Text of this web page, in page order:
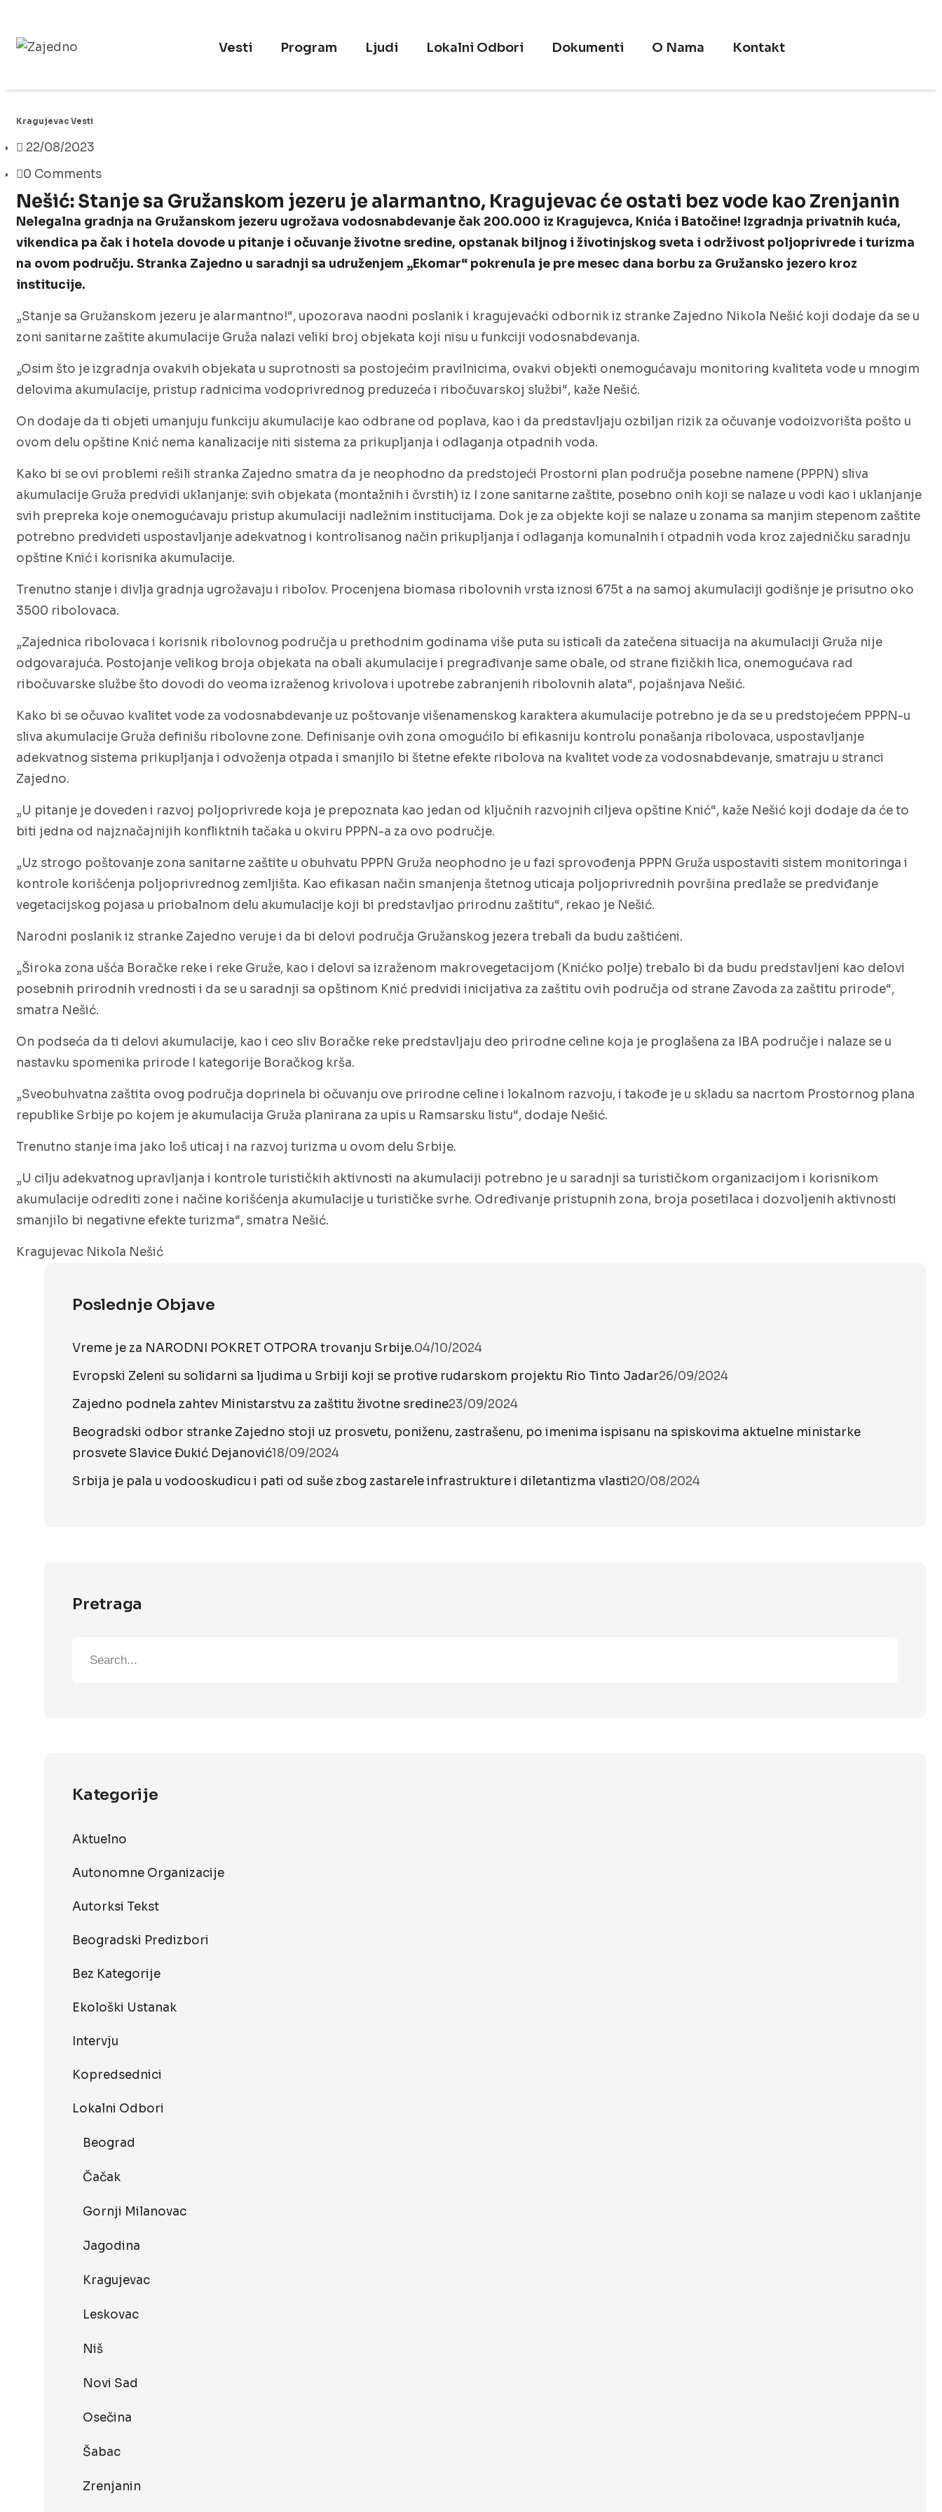
Vesti Program Ljudi Lokalni Odbori Dokumenti O Nama Kontakt
Kragujevac Vesti
22/08/2023
0 Comments
Nešić: Stanje sa Gružanskom jezeru je alarmantno, Kragujevac će ostati bez vode kao Zrenjanin
Nelegalna gradnja na Gružanskom jezeru ugrožava vodosnabdevanje čak 200.000 iz Kragujevca, Knića i Batočine! Izgradnja privatnih kuća,
vikendica pa čak i hotela dovode u pitanje i očuvanje životne sredine, opstanak biljnog i životinjskog sveta i održivost poljoprivrede i turizma
na ovom području. Stranka Zajedno u saradnji sa udruženjem „Ekomar“ pokrenula je pre mesec dana borbu za Gružansko jezero kroz
institucije.
„Stanje sa Gružanskom jezeru je alarmantno!“, upozorava naodni poslanik i kragujevaćki odbornik iz stranke Zajedno Nikola Nešić koji dodaje da se u
zoni sanitarne zaštite akumulacije Gruža nalazi veliki broj objekata koji nisu u funkciji vodosnabdevanja.
„Osim što je izgradnja ovakvih objekata u suprotnosti sa postojećim pravilnicima, ovakvi objekti onemogućavaju monitoring kvaliteta vode u mnogim
delovima akumulacije, pristup radnicima vodoprivrednog preduzeća i ribočuvarskoj službi“, kaže Nešić.
On dodaje da ti objeti umanjuju funkciju akumulacije kao odbrane od poplava, kao i da predstavljaju ozbiljan rizik za očuvanje vodoizvorišta pošto u
ovom delu opštine Knić nema kanalizacije niti sistema za prikupljanja i odlaganja otpadnih voda.
Kako bi se ovi problemi rešili stranka Zajedno smatra da je neophodno da predstojeći Prostorni plan područja posebne namene (PPPN) sliva
akumulacije Gruža predvidi uklanjanje: svih objekata (montažnih i čvrstih) iz I zone sanitarne zaštite, posebno onih koji se nalaze u vodi kao i uklanjanje
svih prepreka koje onemogućavaju pristup akumulaciji nadležnim institucijama. Dok je za objekte koji se nalaze u zonama sa manjim stepenom zaštite
potrebno predvideti uspostavljanje adekvatnog i kontrolisanog način prikupljanja i odlaganja komunalnih i otpadnih voda kroz zajedničku saradnju
opštine Knić i korisnika akumulacije.
Trenutno stanje i divlja gradnja ugrožavaju i ribolov. Procenjena biomasa ribolovnih vrsta iznosi 675t a na samoj akumulaciji godišnje je prisutno oko
3500 ribolovaca.
„Zajednica ribolovaca i korisnik ribolovnog područja u prethodnim godinama više puta su isticali da zatečena situacija na akumulaciji Gruža nije
odgovarajuća. Postojanje velikog broja objekata na obali akumulacije i pregrađivanje same obale, od strane fizičkih lica, onemogućava rad
ribočuvarske službe što dovodi do veoma izraženog krivolova i upotrebe zabranjenih ribolovnih alata“, pojašnjava Nešić.
Kako bi se očuvao kvalitet vode za vodosnabdevanje uz poštovanje višenamenskog karaktera akumulacije potrebno je da se u predstojećem PPPN-u
sliva akumulacije Gruža definišu ribolovne zone. Definisanje ovih zona omogućilo bi efikasniju kontrolu ponašanja ribolovaca, uspostavljanje
adekvatnog sistema prikupljanja i odvoženja otpada i smanjilo bi štetne efekte ribolova na kvalitet vode za vodosnabdevanje, smatraju u stranci
Zajedno.
„U pitanje je doveden i razvoj poljoprivrede koja je prepoznata kao jedan od ključnih razvojnih ciljeva opštine Knić“, kaže Nešić koji dodaje da će to
biti jedna od najznačajnijih konfliktnih tačaka u okviru PPPN-a za ovo područje.
„Uz strogo poštovanje zona sanitarne zaštite u obuhvatu PPPN Gruža neophodno je u fazi sprovođenja PPPN Gruža uspostaviti sistem monitoringa i
kontrole korišćenja poljoprivrednog zemljišta. Kao efikasan način smanjenja štetnog uticaja poljoprivrednih površina predlaže se predviđanje
vegetacijskog pojasa u priobalnom delu akumulacije koji bi predstavljao prirodnu zaštitu“, rekao je Nešić.
Narodni poslanik iz stranke Zajedno veruje i da bi delovi područja Gružanskog jezera trebali da budu zaštićeni.
„Široka zona ušća Boračke reke i reke Gruže, kao i delovi sa izraženom makrovegetacijom (Knićko polje) trebalo bi da budu predstavljeni kao delovi
posebnih prirodnih vrednosti i da se u saradnji sa opštinom Knić predvidi inicijativa za zaštitu ovih područja od strane Zavoda za zaštitu prirode“,
smatra Nešić.
On podseća da ti delovi akumulacije, kao i ceo sliv Boračke reke predstavljaju deo prirodne celine koja je proglašena za IBA područje i nalaze se u
nastavku spomenika prirode I kategorije Boračkog krša.
„Sveobuhvatna zaštita ovog područja doprinela bi očuvanju ove prirodne celine i lokalnom razvoju, i takođe je u skladu sa nacrtom Prostornog plana
republike Srbije po kojem je akumulacija Gruža planirana za upis u Ramsarsku listu“, dodaje Nešić.
Trenutno stanje ima jako loš uticaj i na razvoj turizma u ovom delu Srbije.
„U cilju adekvatnog upravljanja i kontrole turističkih aktivnosti na akumulaciji potrebno je u saradnji sa turističkom organizacijom i korisnikom
akumulacije odrediti zone i načine korišćenja akumulacije u turističke svrhe. Određivanje pristupnih zona, broja posetilaca i dozvoljenih aktivnosti
smanjilo bi negativne efekte turizma“, smatra Nešić.
Kragujevac Nikola Nešić
Poslednje Objave
Vreme je za NARODNI POKRET OTPORA trovanju Srbije.04/10/2024
Evropski Zeleni su solidarni sa ljudima u Srbiji koji se protive rudarskom projektu Rio Tinto Jadar26/09/2024
Zajedno podnela zahtev Ministarstvu za zaštitu životne sredine23/09/2024
Beogradski odbor stranke Zajedno stoji uz prosvetu, poniženu, zastrašenu, po imenima ispisanu na spiskovima aktuelne ministarke
prosvete Slavice Đukić Dejanović18/09/2024
Srbija je pala u vodooskudicu i pati od suše zbog zastarele infrastrukture i diletantizma vlasti20/08/2024
Pretraga
Kategorije
Aktuelno
Autonomne Organizacije
Autorksi Tekst
Beogradski Predizbori
Bez Kategorije
Ekološki Ustanak
Intervju
Kopredsednici
Lokalni Odbori
Beograd
Čačak
Gornji Milanovac
Jagodina
Kragujevac
Leskovac
Niš
Novi Sad
Osečina
Šabac
Zrenjanin